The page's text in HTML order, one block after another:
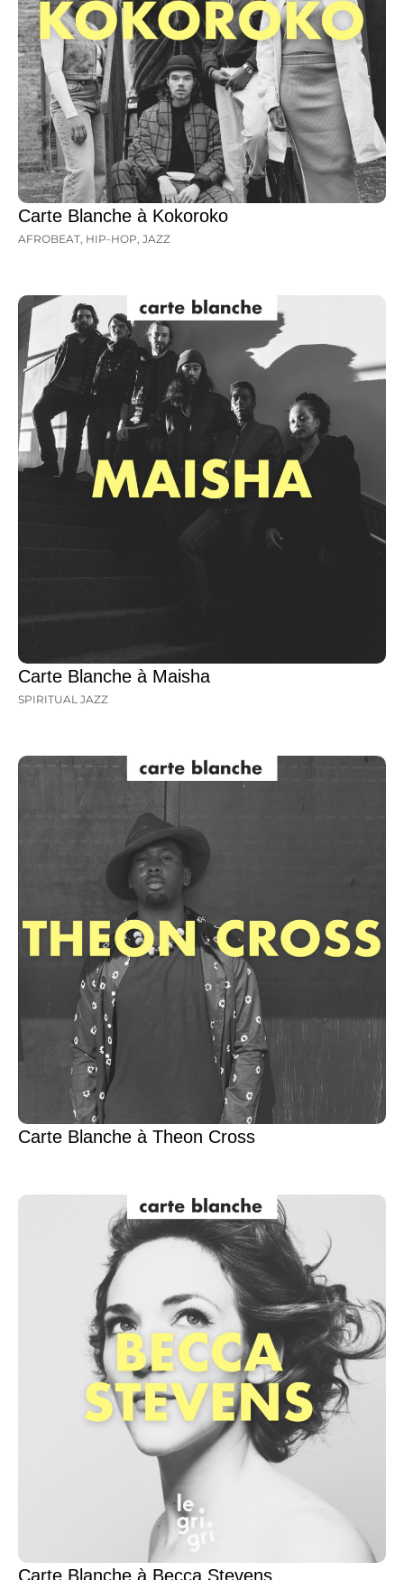
Carte Blanche à Kokoroko
AFROBEAT, HIP-HOP, JAZZ
Carte Blanche à Maisha
SPIRITUAL JAZZ
Carte Blanche à Theon Cross
Carte Blanche à Becca Stevens